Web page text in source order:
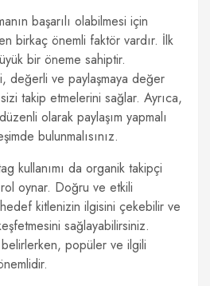
başarılı olabilmesi için
birkaç önemli faktör vardır. İlk
bir öneme sahiptir.
değerli ve paylaşmaya değer
takip etmelerini sağlar. Ayrıca,
olarak paylaşım yapmalı
bulunmalısınız.
kullanımı da organik takipçi
oynar. Doğru ve etkili
kitlenizin ilgisini çekebilir ve
sağlayabilirsiniz.
popüler ve ilgili